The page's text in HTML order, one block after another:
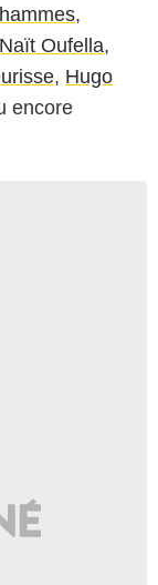
,
Oufella,
, Hugo
encore